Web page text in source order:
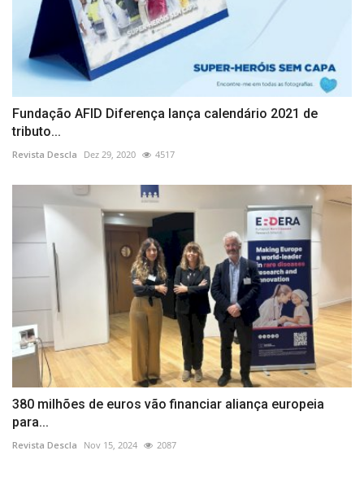
Fundação AFID Diferença lança calendário 2021 de
tributo...
Revista Descla Dez 29, 2020 4517
380 milhões de euros vão financiar aliança europeia
para...
Revista Descla Nov 15, 2024 2087